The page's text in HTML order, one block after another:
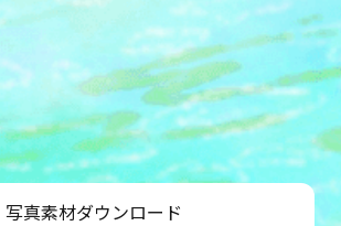
写真素材ダウンロード